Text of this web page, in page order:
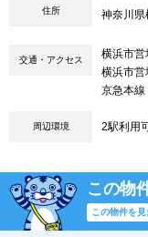
住所 神奈川県
交通・アクセス 横浜市営
横浜市営
京急本線
周辺環境 2駅利用
この物
この物件を